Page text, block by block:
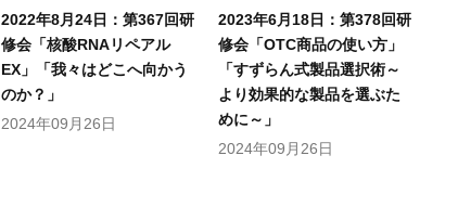
2022年8月24日：第367回研
修会「核酸RNAリペアル
EX」「我々はどこへ向かう
のか？」
2024年09月26日
2023年6月18日：第378回研
修会「OTC商品の使い方」
「すずらん式製品選択術～
より効果的な製品を選ぶた
めに～」
2024年09月26日